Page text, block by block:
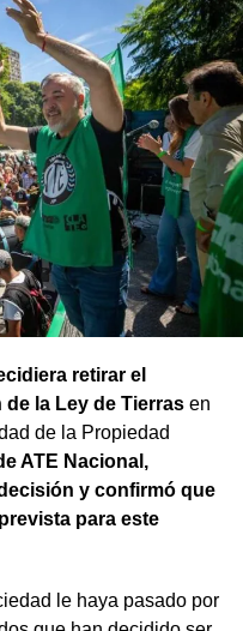
Cajas Previsionales
retirar el
la Ley de Tierrasen
de la Propiedad
ATE Nacional,
y confirmó que
para este
le haya pasado por